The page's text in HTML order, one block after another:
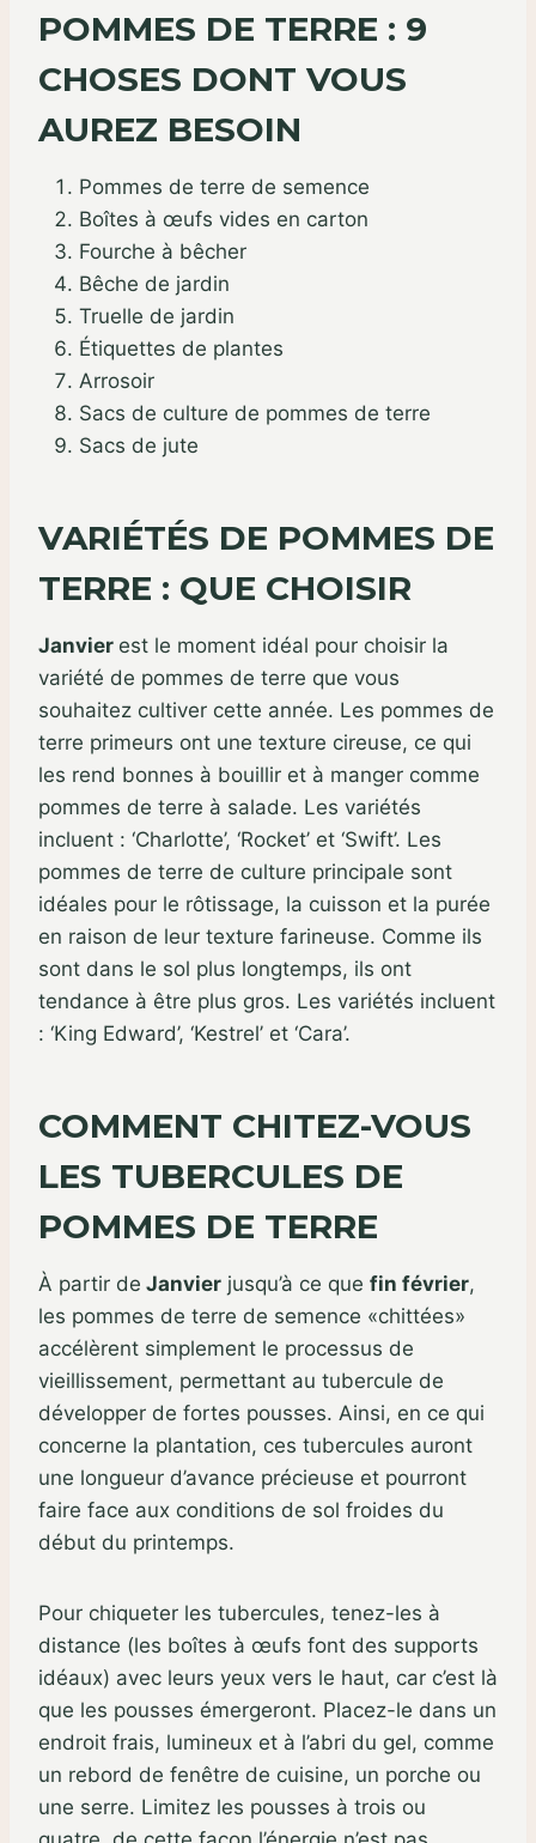
POMMES DE TERRE : 9
CHOSES DONT VOUS
AUREZ BESOIN
Pommes de terre de semence
Boîtes à œufs vides en carton
Fourche à bêcher
Bêche de jardin
Truelle de jardin
Étiquettes de plantes
Arrosoir
Sacs de culture de pommes de terre
Sacs de jute
VARIÉTÉS DE POMMES DE
TERRE : QUE CHOISIR
Janvier est le moment idéal pour choisir la
variété de pommes de terre que vous
souhaitez cultiver cette année. Les pommes de
terre primeurs ont une texture cireuse, ce qui
les rend bonnes à bouillir et à manger comme
pommes de terre à salade. Les variétés
incluent : ‘Charlotte’, ‘Rocket’ et ‘Swift’. Les
pommes de terre de culture principale sont
idéales pour le rôtissage, la cuisson et la purée
en raison de leur texture farineuse. Comme ils
sont dans le sol plus longtemps, ils ont
tendance à être plus gros. Les variétés incluent
: ‘King Edward’, ‘Kestrel’ et ‘Cara’.
COMMENT CHITEZ-VOUS
LES TUBERCULES DE
POMMES DE TERRE
À partir de Janvier jusqu’à ce que fin février,
les pommes de terre de semence «chittées»
accélèrent simplement le processus de
vieillissement, permettant au tubercule de
développer de fortes pousses. Ainsi, en ce qui
concerne la plantation, ces tubercules auront
une longueur d’avance précieuse et pourront
faire face aux conditions de sol froides du
début du printemps.
Pour chiqueter les tubercules, tenez-les à
distance (les boîtes à œufs font des supports
idéaux) avec leurs yeux vers le haut, car c’est là
que les pousses émergeront. Placez-le dans un
endroit frais, lumineux et à l’abri du gel, comme
un rebord de fenêtre de cuisine, un porche ou
une serre. Limitez les pousses à trois ou